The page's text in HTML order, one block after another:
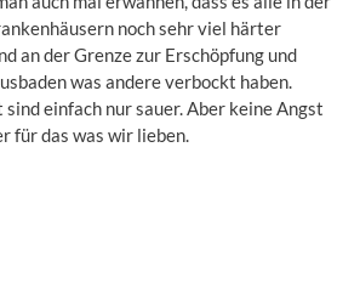
noch sehr viel härter
an der Grenze zur Erschöpfung und
was andere verbockt haben.
einfach nur sauer. Aber keine Angst
für das was wir lieben.